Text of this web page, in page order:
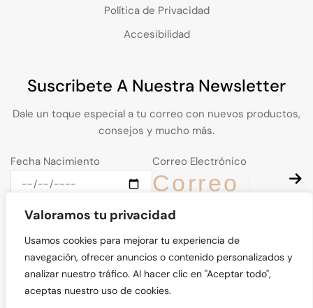
Valoramos tu privacidad
Usamos cookies para mejorar tu experiencia de
navegación, ofrecer anuncios o contenido personalizados y
analizar nuestro tráfico. Al hacer clic en "Aceptar todo",
aceptas nuestro uso de cookies.
Política de Privacidad
Accesibilidad
Suscribete A Nuestra Newsletter
Dale un toque especial a tu correo con nuevos productos,
consejos y mucho más.
Fecha Nacimiento Correo Electrónico
© Kalos Natural 2026. Derechos Reservados